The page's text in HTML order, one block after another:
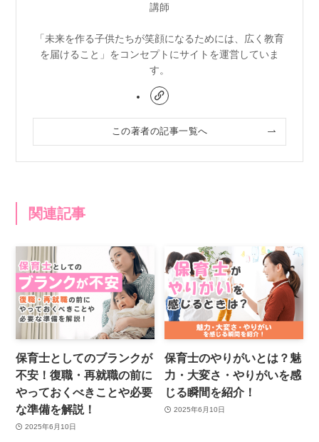
講師
「未来を作る子供たちが笑顔になるためには、広く教育
を届けること」をコンセプトにサイトを運営していま
す。
この著者の記事一覧へ
関連記事
保育士としてのブランクが
不安！復職・再就職の前に
やっておくべきことや必要
な準備を解説！
2025年6月10日
保育士のやりがいとは？魅
力・大変さ・やりがいを感
じる瞬間を紹介！
2025年6月10日